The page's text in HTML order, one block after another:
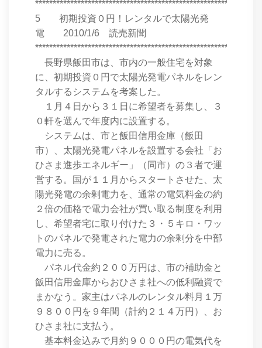
5 初期投資０円！レンタルで太陽光発
電 2010/1/6 読売新聞
長野県飯田市は、市内の一般住宅を対象
に、初期投資０円で太陽光発電パネルをレン
タルするシステムを考案した。
１月４日から３１日に希望者を募集し、３
０軒を選んで年度内に設置する。
システムは、市と飯田信用金庫（飯田
市）、太陽光発電パネルを設置する会社「お
ひさま進歩エネルギー」（同市）の３者で運
営する。国が１１月からスタートさせた、太
陽光発電の余剰電力を、通常の電気料金の約
２倍の価格で電力会社が買い取る制度を利用
し、希望者宅に取り付けた３・５キロ・ワッ
トのパネルで発電された電力の余剰分を中部
電力に売る。
パネル代金約２００万円は、市の補助金と
飯田信用金庫からおひさま社への低利融資で
まかなう。家主はパネルのレンタル料月１万
９８００円を９年間（計約２１４万円）、お
ひさま社に支払う。
基本料金込みで月約９０００円の電気代を